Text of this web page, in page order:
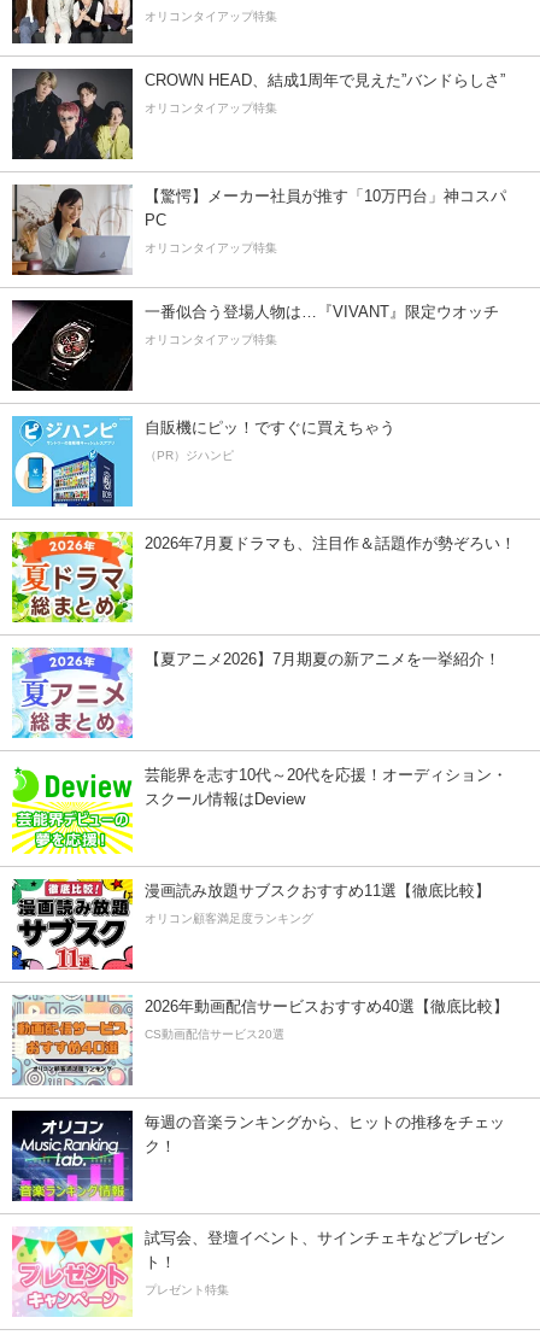
オリコンタイアップ特集
CROWN HEAD、結成1周年で見えた”バンドらしさ”
オリコンタイアップ特集
【驚愕】メーカー社員が推す「10万円台」神コスパ
PC
オリコンタイアップ特集
一番似合う登場人物は…『VIVANT』限定ウオッチ
オリコンタイアップ特集
自販機にピッ！ですぐに買えちゃう
（PR）ジハンピ
2026年7月夏ドラマも、注目作＆話題作が勢ぞろい！
【夏アニメ2026】7月期夏の新アニメを一挙紹介！
芸能界を志す10代～20代を応援！オーディション・
スクール情報はDeview
漫画読み放題サブスクおすすめ11選【徹底比較】
オリコン顧客満足度ランキング
2026年動画配信サービスおすすめ40選【徹底比較】
CS動画配信サービス20選
毎週の音楽ランキングから、ヒットの推移をチェッ
ク！
試写会、登壇イベント、サインチェキなどプレゼン
ト！
プレゼント特集